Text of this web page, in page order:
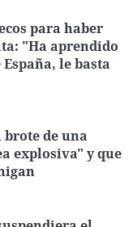
para haber
"Ha aprendido
le basta
brote de una
explosiva" y que